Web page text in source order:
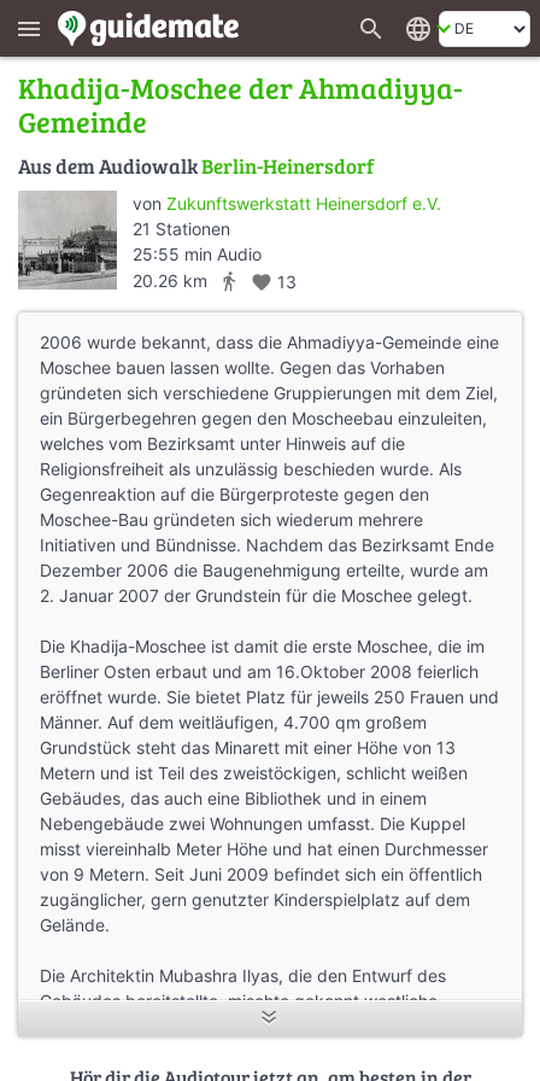
menu search language
Khadija-Moschee der Ahmadiyya-
Gemeinde
Aus dem AudiowalkBerlin-Heinersdorf
von Zukunftswerkstatt Heinersdorf e.V.
21 Stationen
25:55 min Audio
20.26 km
directions_walk favorite 13
2006 wurde bekannt, dass die Ahmadiyya-Gemeinde eine
Moschee bauen lassen wollte. Gegen das Vorhaben
gründeten sich verschiedene Gruppierungen mit dem Ziel,
ein Bürgerbegehren gegen den Moscheebau einzuleiten,
welches vom Bezirksamt unter Hinweis auf die
Religionsfreiheit als unzulässig beschieden wurde. Als
Gegenreaktion auf die Bürgerproteste gegen den
Moschee-Bau gründeten sich wiederum mehrere
Initiativen und Bündnisse. Nachdem das Bezirksamt Ende
Dezember 2006 die Baugenehmigung erteilte, wurde am
2. Januar 2007 der Grundstein für die Moschee gelegt.
Die Khadija-Moschee ist damit die erste Moschee, die im
Berliner Osten erbaut und am 16.Oktober 2008 feierlich
eröffnet wurde. Sie bietet Platz für jeweils 250 Frauen und
Männer. Auf dem weitläufigen, 4.700 qm großem
Grundstück steht das Minarett mit einer Höhe von 13
Metern und ist Teil des zweistöckigen, schlicht weißen
Gebäudes, das auch eine Bibliothek und in einem
Nebengebäude zwei Wohnungen umfasst. Die Kuppel
misst viereinhalb Meter Höhe und hat einen Durchmesser
von 9 Metern. Seit Juni 2009 befindet sich ein öffentlich
zugänglicher, gern genutzter Kinderspielplatz auf dem
Gelände.
Die Architektin Mubashra Ilyas, die den Entwurf des
Gebäudes bereitstellte, mischte gekonnt westliche
Architektur mit orientalischen Elementen, damit sich der